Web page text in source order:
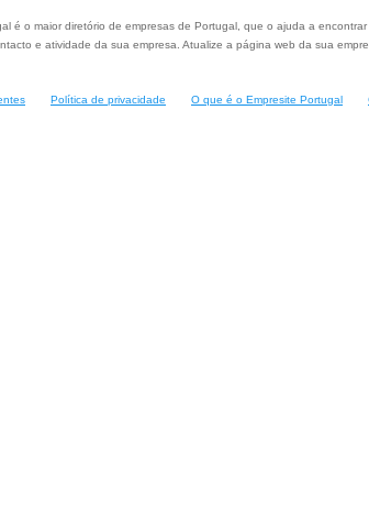
é o maior diretório de empresas de Portugal, que o ajuda a
e atividade da sua empresa. Atualize a página web da sua
Política de privacidade O que é o Empresite Portugal